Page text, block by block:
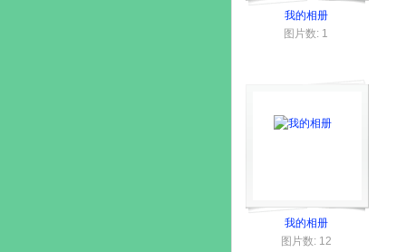
我的相册
图片数: 1
我的相册
图片数: 12